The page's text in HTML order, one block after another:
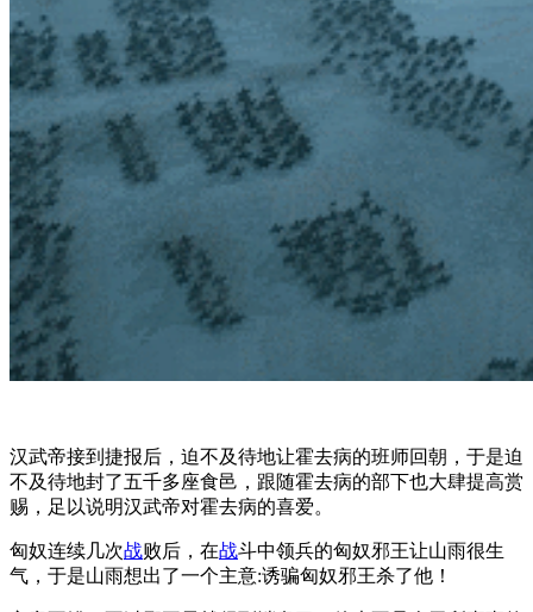
汉武帝接到捷报后，迫不及待地让霍去病的班师回朝，于是迫
不及待地封了五千多座食邑，跟随霍去病的部下也大肆提高赏
赐，足以说明汉武帝对霍去病的喜爱。
匈奴连续几次战败后，在战斗中领兵的匈奴邪王让山雨很生
气，于是山雨想出了一个主意:诱骗匈奴邪王杀了他！